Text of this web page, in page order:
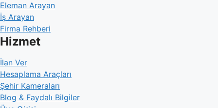
Eleman Arayan
İş Arayan
Firma Rehberi
Hizmet
İlan Ver
Hesaplama Araçları
Şehir Kameraları
Blog & Faydalı Bilgiler